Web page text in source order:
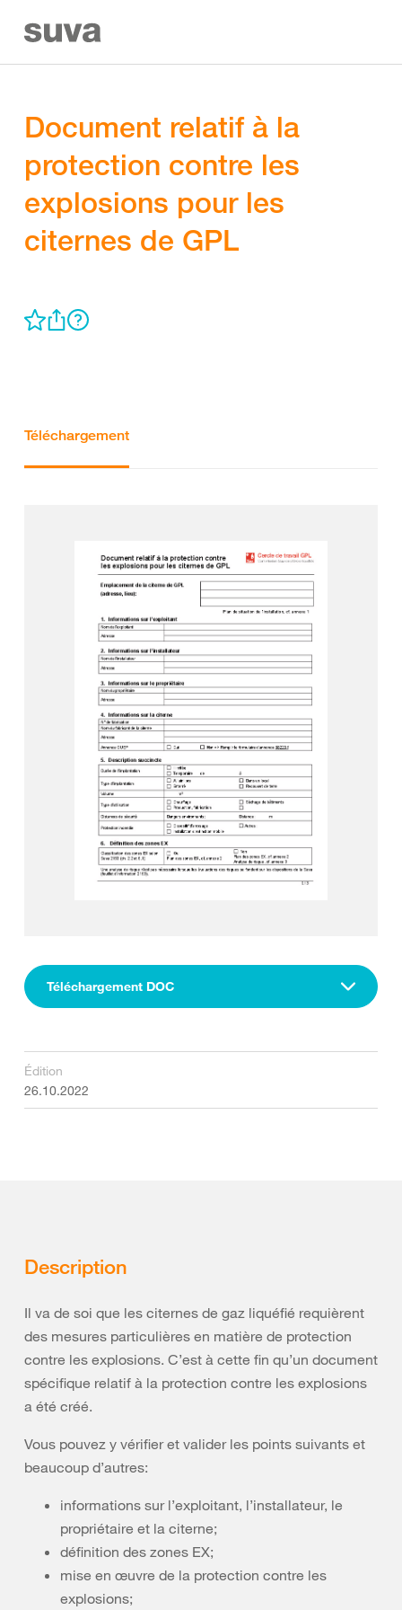
Document relatif à la
protection contre les
explosions pour les
citernes de GPL
Téléchargement
Téléchargement DOC
Édition
26.10.2022
Description
Il va de soi que les citernes de gaz liquéfié requièrent
des mesures particulières en matière de protection
contre les explosions. C’est à cette fin qu’un document
spécifique relatif à la protection contre les explosions
a été créé.
Vous pouvez y vérifier et valider les points suivants et
beaucoup d’autres:
informations sur l’exploitant, l’installateur, le
propriétaire et la citerne;
définition des zones EX;
mise en œuvre de la protection contre les
explosions;